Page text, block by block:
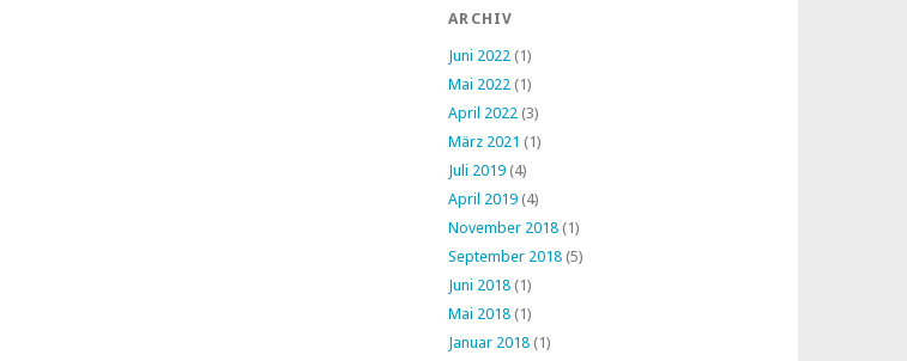
ARCHIV
Juni 2022 (1)
Mai 2022 (1)
April 2022 (3)
März 2021 (1)
Juli 2019 (4)
April 2019 (4)
November 2018 (1)
September 2018 (5)
Juni 2018 (1)
Mai 2018 (1)
Januar 2018 (1)